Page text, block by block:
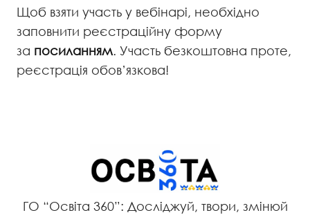
Щоб взяти участь у вебінарі, необхідно
заповнити реєстраційну форму
за посиланням. Участь безкоштовна проте,
реєстрація обов’язкова!
ГО “Освіта 360”: Досліджуй, твори, змінюй